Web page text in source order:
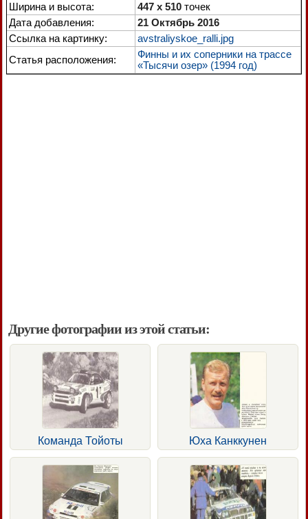
Ширина и высота:
447 x 510 точек
Дата добавления:
21 Октябрь 2016
Ссылка на картинку:
avstraliyskoe_ralli.jpg
Статья расположения:
Финны и их соперники на трассе
«Тысячи озер» (1994 год)
Другие фотографии из этой статьи:
Команда Тойоты Юха Канккунен